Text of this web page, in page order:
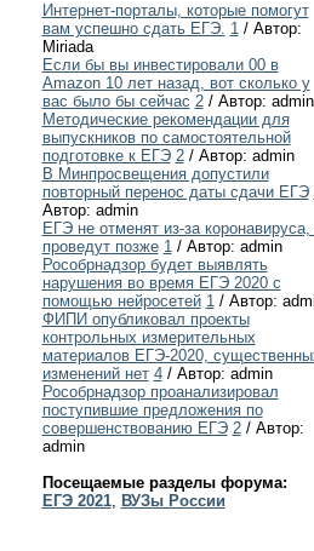
Интернет-порталы, которые помогут
вам успешно сдать ЕГЭ. 1/ Автор:
Miriada
Если бы вы инвестировали 00 в
Amazon 10 лет назад, вот сколько у
вас было бы сейчас 2/ Автор: admin
Методические рекомендации для
выпускников по самостоятельной
подготовке к ЕГЭ 2/ Автор: admin
В Минпросвещения допустили
повторный перенос даты сдачи ЕГЭ
Автор: admin
ЕГЭ не отменят из-за коронавируса,
проведут позже 1/ Автор: admin
Рособрнадзор будет выявлять
нарушения во время ЕГЭ 2020 с
помощью нейросетей 1/ Автор:
ФИПИ опубликовал проекты
контрольных измерительных
материалов ЕГЭ-2020,
изменений нет 4/ Автор: admin
Рособрнадзор проанализировал
поступившие предложения по
совершенствованию ЕГЭ 2/ Автор:
admin
Посещаемые разделы форума:
ЕГЭ 2021, ВУЗы России